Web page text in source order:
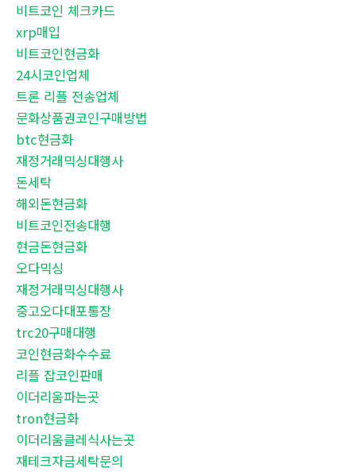
비트코인 체크카드
xrp매입
비트코인현금화
24시코인업체
트론 리플 전송업체
문화상품권코인구매방법
btc현금화
재정거래믹싱대행사
돈세탁
해외돈현금화
비트코인전송대행
현금돈현금화
오다믹싱
재정거래믹싱대행사
중고오다대포통장
trc20구매대행
코인현금화수수료
리플 잡코인판매
이더리움파는곳
tron현금화
이더리움클레식사는곳
재테크자금세탁문의